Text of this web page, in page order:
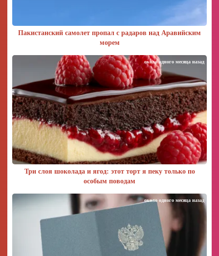
Пакистанский самолет пропал с радаров над Аравийским
морем
Три слоя шоколада и ягод: этот торт я пеку только по
особым поводам
около одного месяца назад
около одного месяца назад